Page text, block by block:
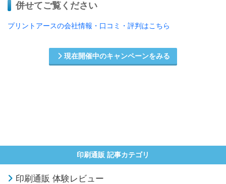
併せてご覧ください
プリントアースの会社情報・口コミ・評判はこちら
現在開催中のキャンペーンをみる
印刷通販 記事カテゴリ
印刷通販 体験レビュー